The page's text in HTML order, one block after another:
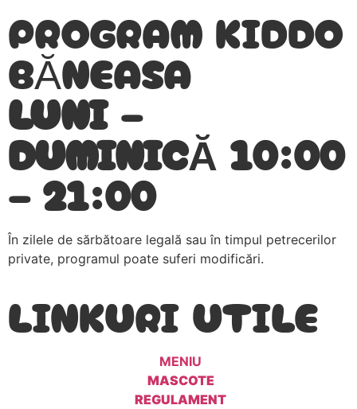
PROGRAM KIDDO
BĂNEASA
LUNI –
DUMINICĂ 10:00
– 21:00
În zilele de sărbătoare legală sau în timpul petrecerilor
private, programul poate suferi modificări.
LINKURI UTILE
MENIU
MASCOTE
REGULAMENT